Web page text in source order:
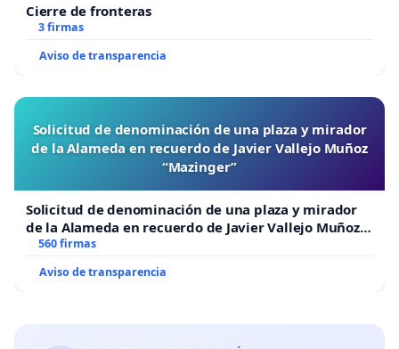
Cierre de fronteras
3 firmas
Aviso de transparencia
Solicitud de denominación de una plaza y mirador
de la Alameda en recuerdo de Javier Vallejo Muñoz
“Mazinger”
Solicitud de denominación de una plaza y mirador
de la Alameda en recuerdo de Javier Vallejo Muñoz
“Mazinger”
560 firmas
Aviso de transparencia